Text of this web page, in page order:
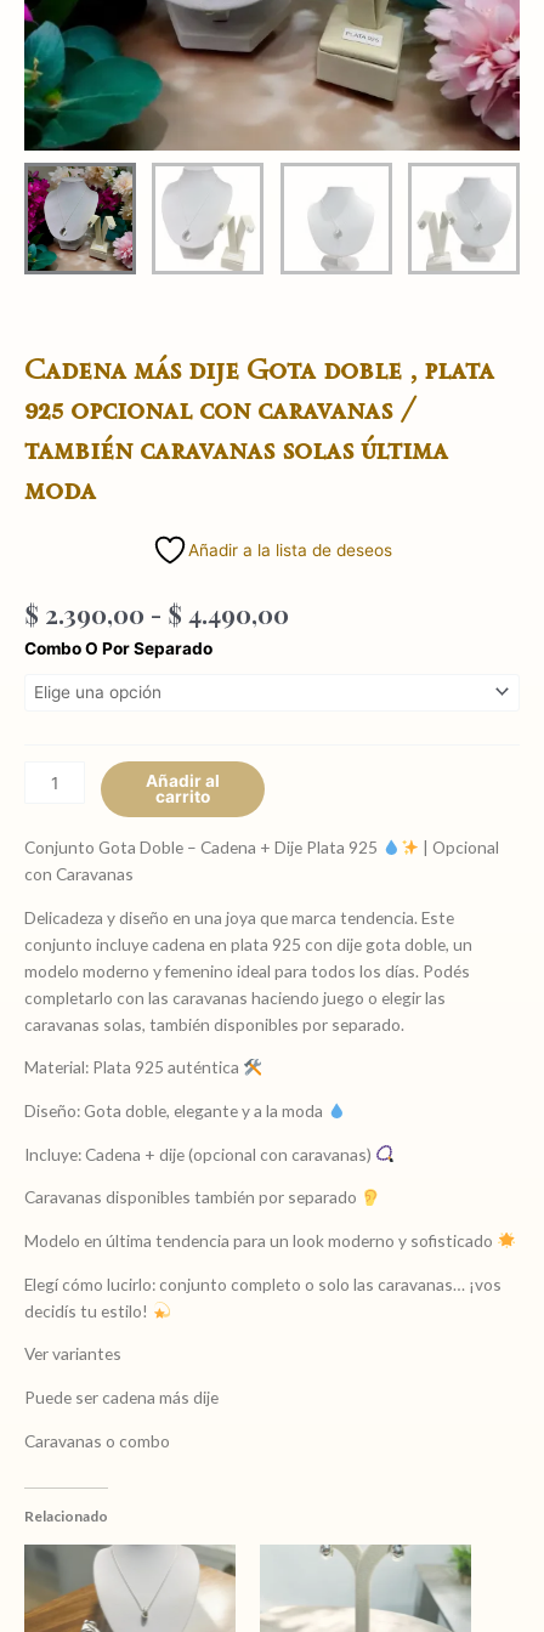
Cadena más dije Gota doble , plata
925 opcional con caravanas /
también caravanas solas última
moda
Añadir a la lista de deseos
$ 2.390,00 - $ 4.490,00
Combo O Por Separado
Cadena
dije
opcional
con
caravanas
/
también
caravanas
solas
moda
Añadir al
carrito
Conjunto Gota Doble – Cadena + Dije Plata 925
| Opcional
con Caravanas
Delicadeza y diseño en una joya que marca tendencia. Este
conjunto incluye cadena en plata 925 con dije gota doble, un
modelo moderno y femenino ideal para todos los días. Podés
completarlo con las caravanas haciendo juego o elegir las
caravanas solas, también disponibles por separado.
Material: Plata 925 auténtica
Diseño: Gota doble, elegante y a la moda
Incluye: Cadena + dije (opcional con caravanas)
Caravanas disponibles también por separado
Modelo en última tendencia para un look moderno y sofisticado
Elegí cómo lucirlo: conjunto completo o solo las caravanas… ¡vos
decidís tu estilo!
Ver variantes
Puede ser cadena más dije
Caravanas o combo
Relacionado